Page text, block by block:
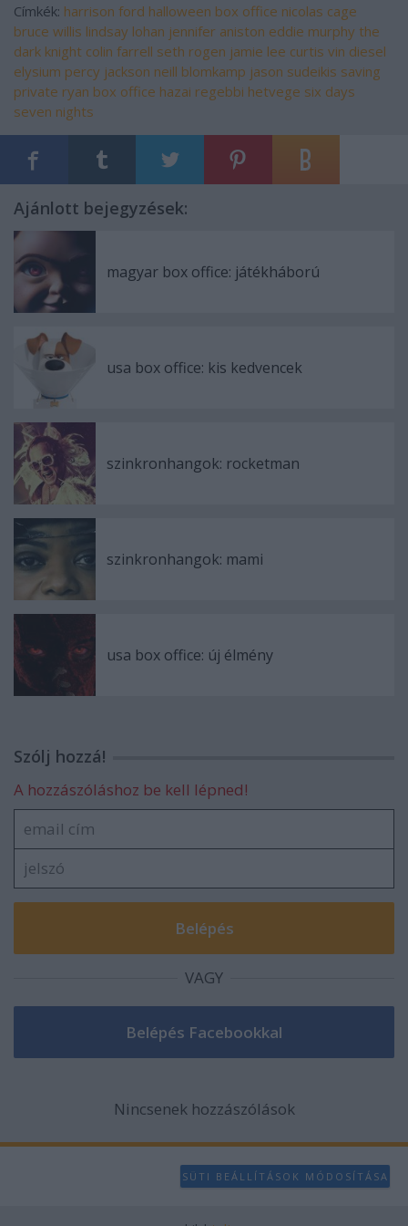
Címkék: harrison ford halloween box office nicolas cage
bruce willis lindsay lohan jennifer aniston eddie murphy the
dark knight colin farrell seth rogen jamie lee curtis vin diesel
elysium percy jackson neill blomkamp jason sudeikis saving
private ryan box office hazai regebbi hetvege six days
seven nights
Ajánlott bejegyzések:
magyar box office: játékháború
usa box office: kis kedvencek
szinkronhangok: rocketman
szinkronhangok: mami
usa box office: új élmény
Szólj hozzá!
A hozzászóláshoz be kell lépned!
VAGY
Nincsenek hozzászólások
SÜTI BEÁLLÍTÁSOK MÓDOSÍTÁSA